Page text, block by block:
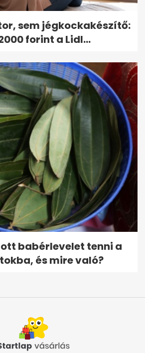
sem jégkockakészítő:
forint a Lidl...
babérlevelet tenni a
és mire való?